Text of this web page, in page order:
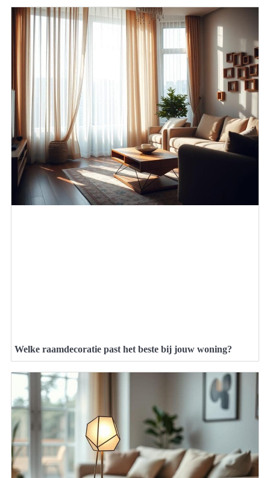
Welke raamdecoratie past het beste bij jouw woning?